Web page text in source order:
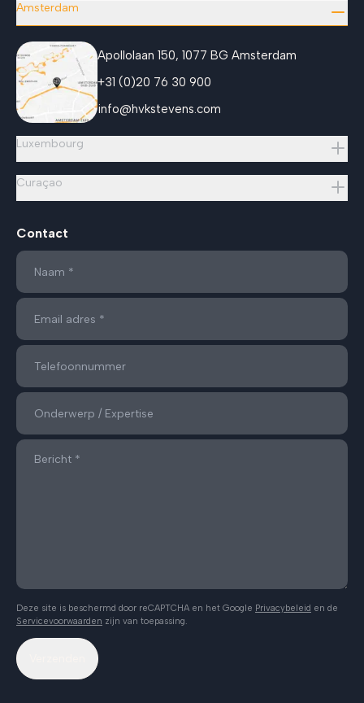
Amsterdam
Apollolaan 150, 1077 BG Amsterdam
+31 (0)20 76 30 900
info@hvkstevens.com
Luxembourg
Curaçao
Contact
Deze site is beschermd door reCAPTCHA en het Google Privacybeleid en de
Servicevoorwaarden zijn van toepassing.